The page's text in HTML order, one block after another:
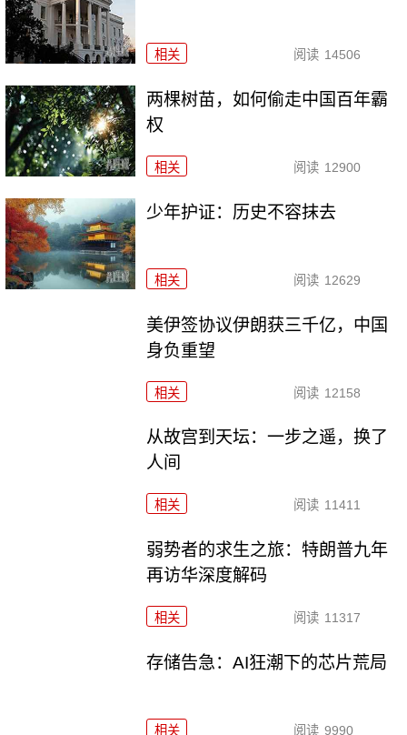
相关 阅读 14506
两棵树苗，如何偷走中国百年霸
权
相关 阅读 12900
少年护证：历史不容抹去
相关 阅读 12629
美伊签协议伊朗获三千亿，中国
身负重望
相关 阅读 12158
从故宫到天坛：一步之遥，换了
人间
相关 阅读 11411
弱势者的求生之旅：特朗普九年
再访华深度解码
相关 阅读 11317
存储告急：AI狂潮下的芯片荒局
相关 阅读 9990